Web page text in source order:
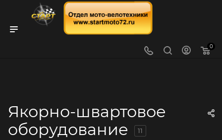
0
Якорно-швартовое
оборудование
11